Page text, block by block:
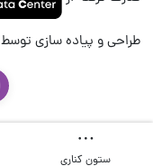
طراحی و پیاده سازی توسط
ستون کناری